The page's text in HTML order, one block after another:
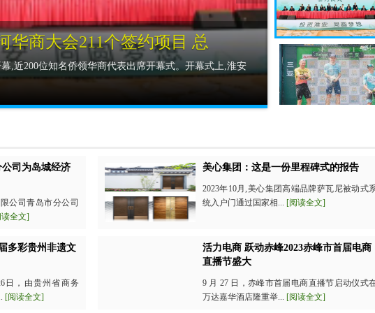
中国车手王奎程拿下蓝衫
岛国际公路自行车赛第五赛段萨玛仕科技昌江-三亚赛
司为岛城经济
公司青岛市分公司
全文]
美心集团：这是一份里程碑式的报告
2023年10月,美心集团高端品牌萨瓦尼被动式
统入户门通过国家相... [阅读全文]
多彩贵州非遗文
日，由贵州省商务
[阅读全文]
活力电商 跃动赤峰2023赤峰市首届电商
直播节盛大
9 月 27 日，赤峰市首届电商直播节启动仪式
万达嘉华酒店隆重举... [阅读全文]